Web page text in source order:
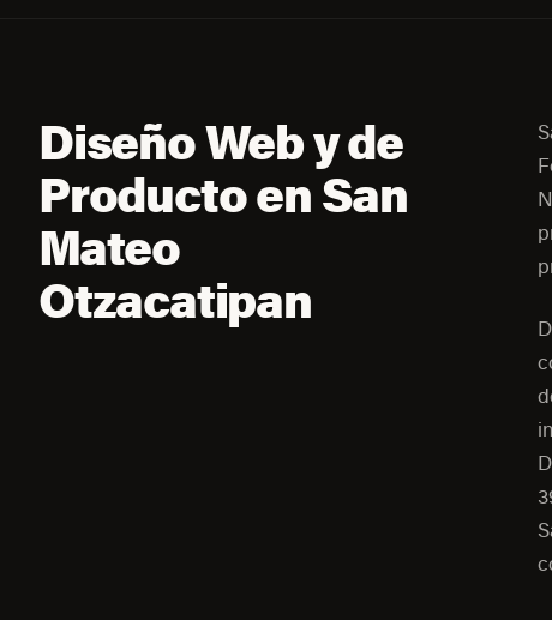
Diseño Web y de
Producto en San
Mateo
Otzacatipan